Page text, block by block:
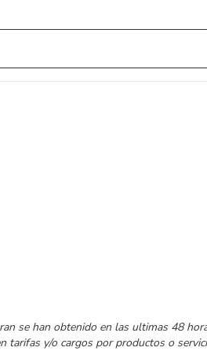
se han obtenido en las ultimas 48
tarifas y/o cargos por productos o